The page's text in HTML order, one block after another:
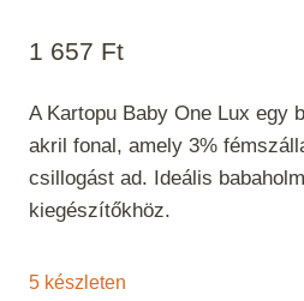
1 657 Ft
A Kartopu Baby One Lux egy
akril fonal, amely 3%
csillogást ad. Ideális
kiegészítőkhöz.
5 készleten